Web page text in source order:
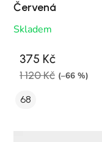
Červená
Skladem
375 Kč
1 120 Kč (–66 %)
68